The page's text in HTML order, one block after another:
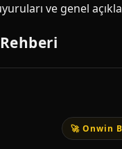
ve genel
🚀 Onwin